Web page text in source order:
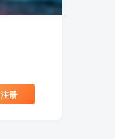
注册